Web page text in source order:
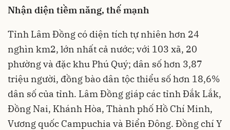
Nhận diện tiềm năng, thế mạnh
Tỉnh Lâm Đồng có diện tích tự nhiên hơn 24
nghìn km2, lớn nhất cả nước; với 103 xã, 20
phường và đặc khu Phú Quý; dân số hơn 3,87
triệu người, đồng bào dân tộc thiểu số hơn 18,6%
dân số của tỉnh. Lâm Đồng giáp các tỉnh Đắk Lắk,
Đồng Nai, Khánh Hòa, Thành phố Hồ Chí Minh,
Vương quốc Campuchia và Biển Đông. Đồng chí Y